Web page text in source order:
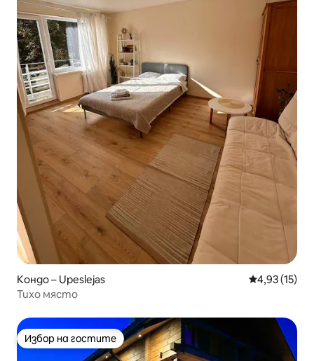
Кондо – Upeslejas Средна
4,93 (15)
Тихо място
Избор на гостите
Избор на гостите